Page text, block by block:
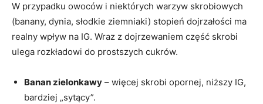
W przypadku owoców i niektórych warzyw skrobiowych
(banany, dynia, słodkie ziemniaki) stopień dojrzałości ma
realny wpływ na IG. Wraz z dojrzewaniem część skrobi
ulega rozkładowi do prostszych cukrów.
Banan zielonkawy – więcej skrobi opornej, niższy IG,
bardziej „sytący”.